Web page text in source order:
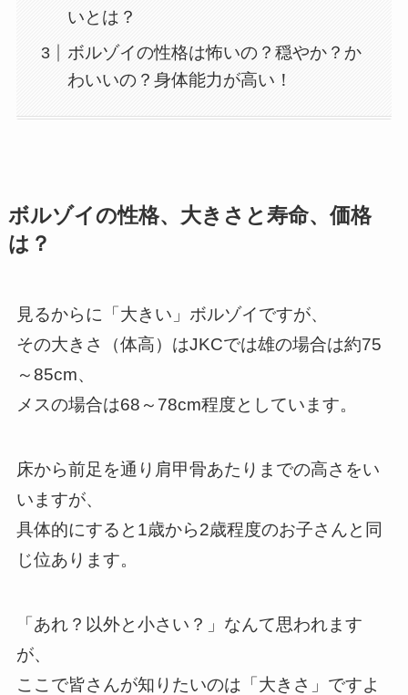
いとは？
ボルゾイの性格は怖いの？穏やか？か
わいいの？身体能力が高い！
ボルゾイの性格、大きさと寿命、価格
は？
見るからに「大きい」ボルゾイですが、
その大きさ（体高）はJKCでは雄の場合は約75
～85cm、
メスの場合は68～78cm程度としています。
床から前足を通り肩甲骨あたりまでの高さをい
いますが、
具体的にすると1歳から2歳程度のお子さんと同
じ位あります。
「あれ？以外と小さい？」なんて思われます
が、
ここで皆さんが知りたいのは「大きさ」ですよ